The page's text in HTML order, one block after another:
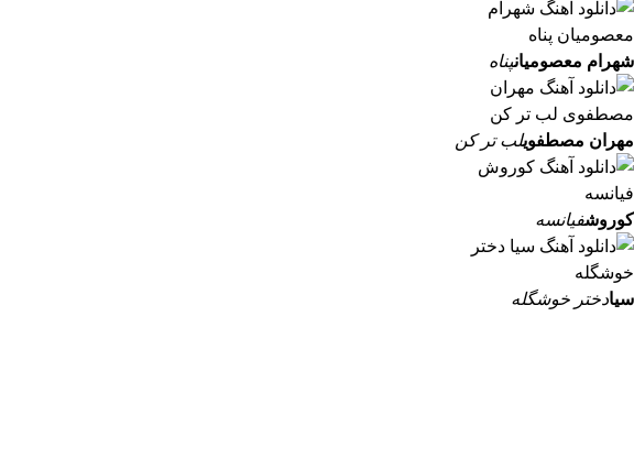
شهرام معصومیانپناه
مهران مصطفویلب تر کن
کوروشفیانسه
سیادختر خوشگله